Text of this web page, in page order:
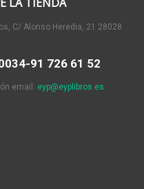
C/ Alonso Heredia, 21 28028
91 726 61 52
email: eyp@eyplibros.es